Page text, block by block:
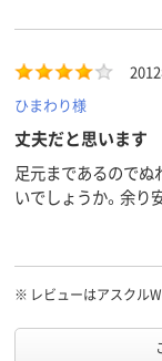
ひまわり様
丈夫だと思います
足元まであるのでぬ
いでしょうか。余り
※ レビューはアスクル